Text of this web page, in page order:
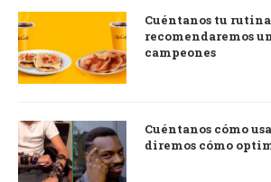
Cuéntanos tu
recomendaremos
campeones
Cuéntanos cómo
diremos cómo